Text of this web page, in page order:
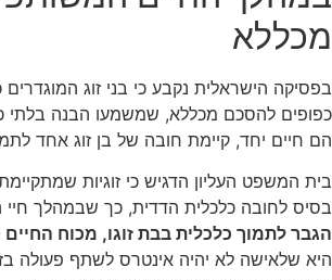
מכללא
בפסיקה הישראלית נקבע כי בני זוג המוגדרים
כפופים להסכם מכללא, שמשמעו הבנה בלתי
הם חיים יחד, קיימת חובה של בן זוג אחד
בית המשפט העליון הדגיש כי זוגיות
בסיס לחובה כלכלית הדדית, כך שבמהלך חיי
הגבר לתמוך כלכלית בבת זוגו, מכוח
היא שלאישה לא יהיה אינטרס לשתף פעולה